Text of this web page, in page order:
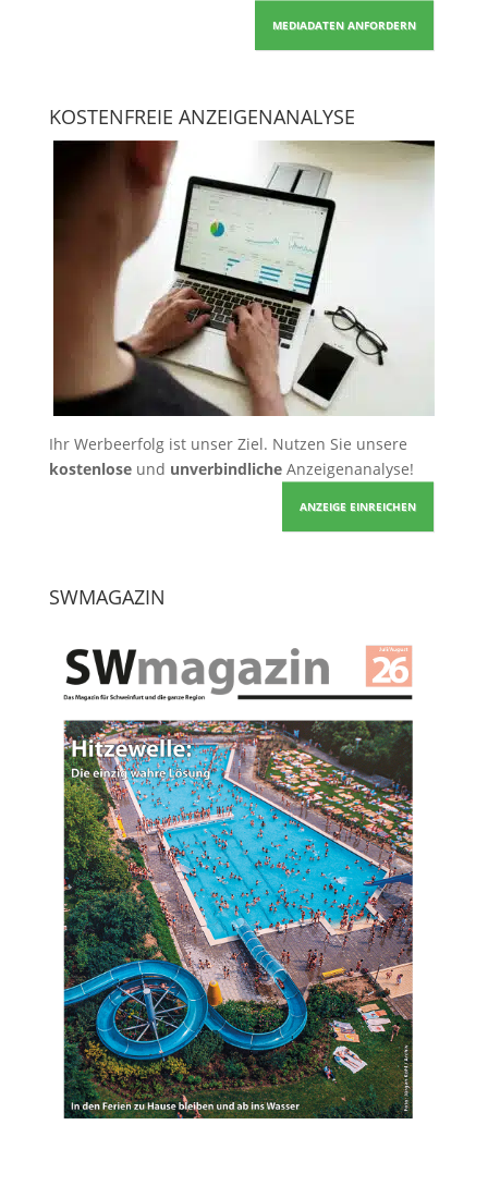
MEDIADATEN ANFORDERN
KOSTENFREIE ANZEIGENANALYSE
Ihr Werbeerfolg ist unser Ziel. Nutzen Sie unsere
kostenloseund unverbindlicheAnzeigenanalyse!
ANZEIGE EINREICHEN
SWMAGAZIN